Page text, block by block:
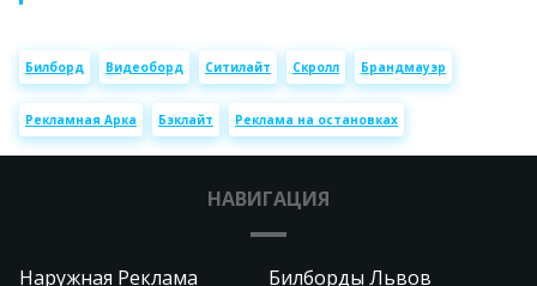
Билборд Видеоборд Ситилайт Скролл Брандмауэр
Рекламная Арка Бэклайт Реклама на остановках
НАВИГАЦИЯ
Наружная Реклама Билборды Львов